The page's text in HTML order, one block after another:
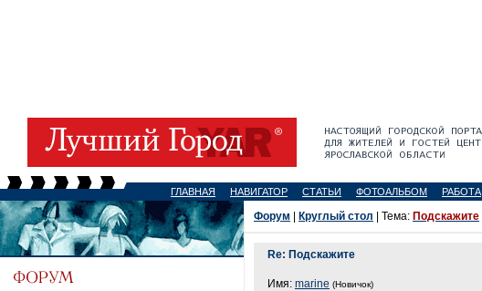
ГЛАВНАЯ НАВИГАТОР СТАТЬИ ФОТОАЛЬБОМ РАБОТА
Форум Круглый стол | Тема: Подскажите
Re: Подскажите
Имя: marine (Новичок)